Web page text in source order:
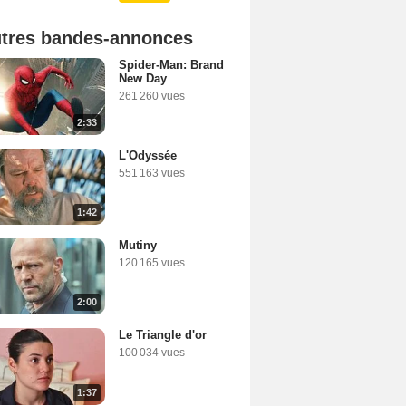
bandes-annonces
2:33
Spider-Man: Brand
New Day
261 260 vues
1:42
L'Odyssée
551 163 vues
2:00
Mutiny
120 165 vues
1:37
Le Triangle d'or
100 034 vues